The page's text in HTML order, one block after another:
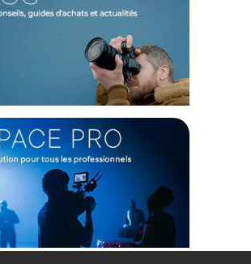
09-08-2026 inclus.
Microscope digital M1C - Achats et Prix :
31 Décembre 2030 à partir de 49 euros
d'une expédition Chronopost 24H vers un point
continentale uniquement, valable uniquement